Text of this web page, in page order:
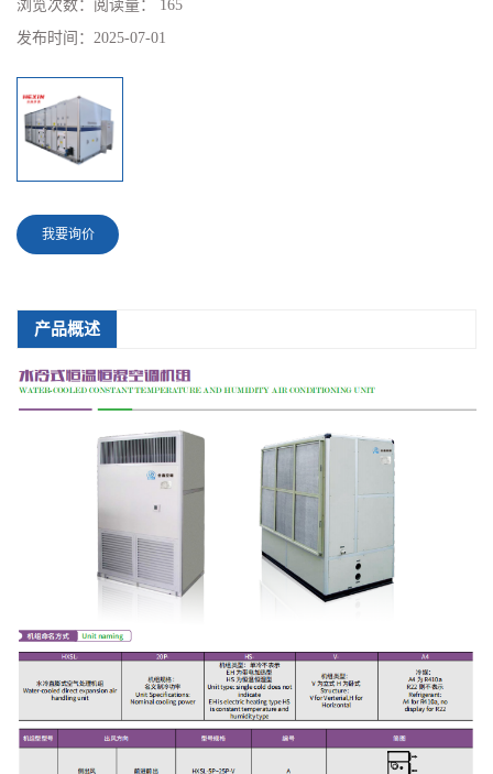
浏览次数： 阅读量： 165
发布时间： 2025-07-01
我要询价
产品概述